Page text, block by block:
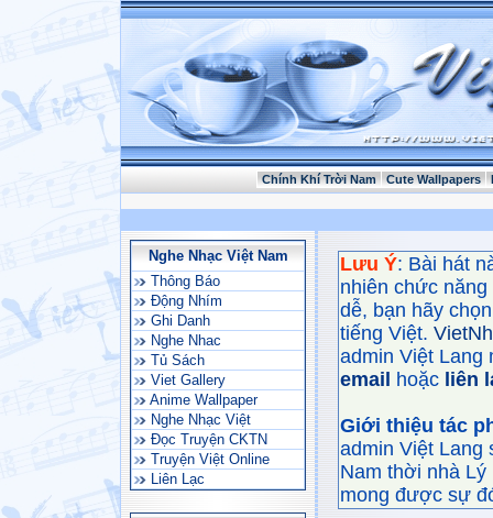
Chính Khí Trời Nam Cute Wallpapers
Nghe Nhạc Việt Nam
Thông Báo
Động Nhím
Ghi Danh
Nghe Nhac
Tủ Sách
Viet Gallery
Anime Wallpaper
Nghe Nhạc Việt
Đọc Truyện CKTN
Truyện Việt Online
Liên Lạc
Lưu Ý: Bài hát
nhiên chức
dễ, bạn hãy
tiếng Việt.
admin Việt Lang
email
hoặc liên
Giới thiệu tác
admin Việt Lang
Nam thời nhà
mong được sự